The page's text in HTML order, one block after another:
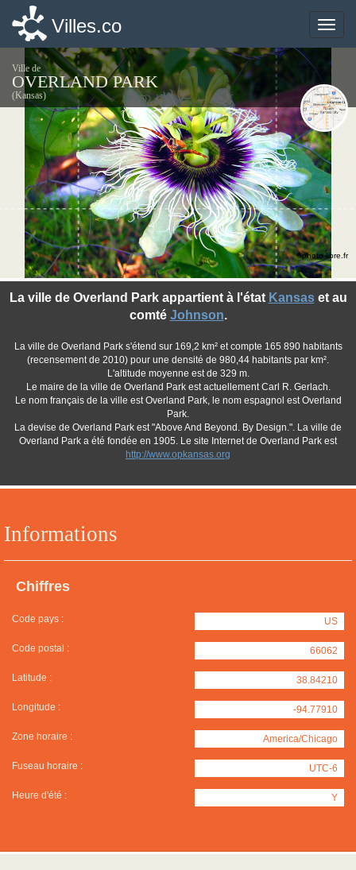
Toggle
Villes.co
Ville de
OVERLAND PARK
(Kansas)
Informations
Chiffres
Code pays : US
Code postal : 66062
Latitude : 38.84210
Longitude : -94.77910
Zone horaire : America/Chicago
Fuseau horaire : UTC-6
Heure d'été : Y
La ville de Overland Park appartient à l'état Kansaset au
comté Johnson.
La ville de Overland Park s'étend sur 169,2 km² et compte 165 890 habitants
(recensement de 2010) pour une densité de 980,44 habitants par km².
L'altitude moyenne est de 329 m.
Le maire de la ville de Overland Park est actuellement Carl R. Gerlach.
Le nom français de la ville est Overland Park, le nom espagnol est Overland
Park.
La devise de Overland Park est "Above And Beyond. By Design.". La ville de
Overland Park a été fondée en 1905. Le site Internet de Overland Park est
http://www.opkansas.org
©photo-libre.fr
Toggle
Villes.co